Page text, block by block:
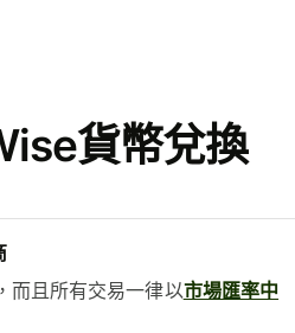
貨幣兌換
而且所有交易一律以市場匯率中